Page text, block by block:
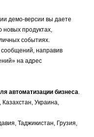
демо-версии вы даете
новых продуктах,
событиях.
сообщений, направив
на адрес
автоматизации бизнеса.
Украина,
Таджикистан, Грузия,